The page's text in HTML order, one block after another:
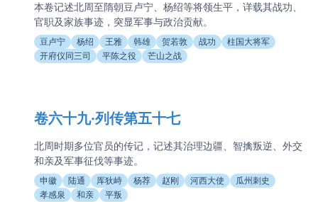
本卷记述北周至隋朝豆卢宁、杨绍等将领生平，详载其战功、
官职及家族事迹，突显军事与政治贡献。
豆卢宁 杨绍 王雅 韩雄 贺若敦 战功
柱国大将军
开府仪同三司
平陈之役 芒山之战
卷六十九·列传第五十七
北周时期多位官员的传记，记述其治理边疆、智擒叛逆、外交
和亲及军事征伐等事迹。
申徽 陆通 厍狄峙 杨荐 赵刚 河西大使
瓜州刺史
孝感泉
和亲 平叛